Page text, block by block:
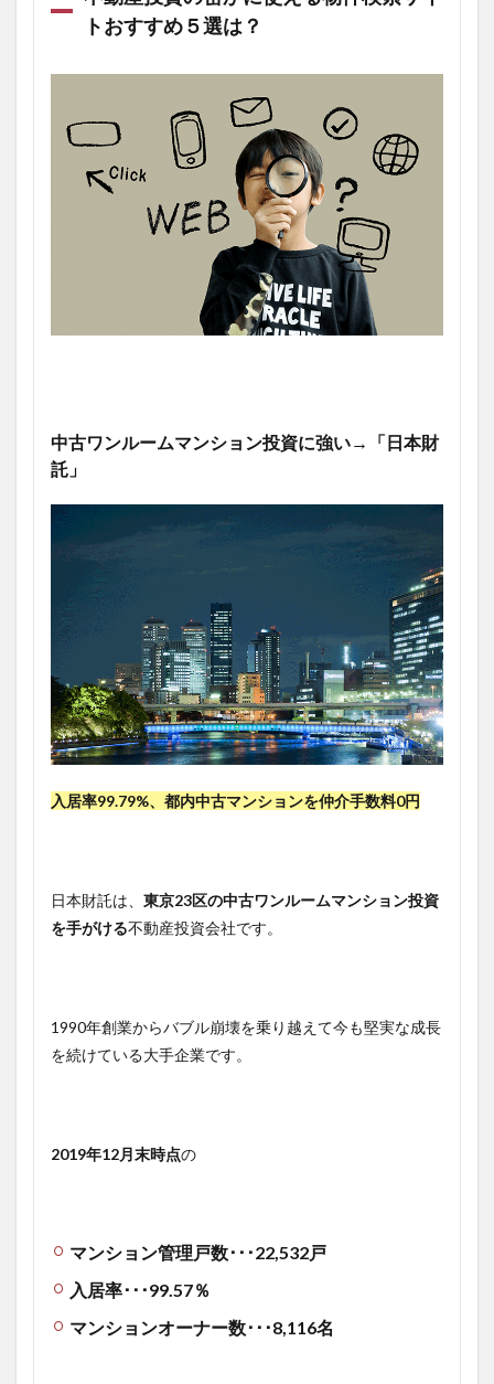
トおすすめ５選は？
中古ワンルームマンション投資に強い→「日本財
託」
入居率99.79%、都内中古マンションを仲介手数料0円
日本財託は、 東京23区の中古ワンルームマンション投資
を手がける不動産投資会社です。
1990年創業からバブル崩壊を乗り越えて今も堅実な成長
を続けている大手企業です。
2019年12月末時点の
マンション管理戸数･･･22,532戸
入居率･･･99.57％
マンションオーナー数･･･8,116名